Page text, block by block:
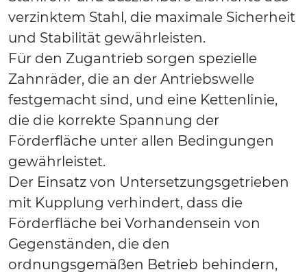
verzinktem Stahl, die maximale Sicherheit
und Stabilität gewährleisten.
Für den Zugantrieb sorgen spezielle
Zahnräder, die an der Antriebswelle
festgemacht sind, und eine Kettenlinie,
die die korrekte Spannung der
Förderfläche unter allen Bedingungen
gewährleistet.
Der Einsatz von Untersetzungsgetrieben
mit Kupplung verhindert, dass die
Förderfläche bei Vorhandensein von
Gegenständen, die den
ordnungsgemäßen Betrieb behindern,